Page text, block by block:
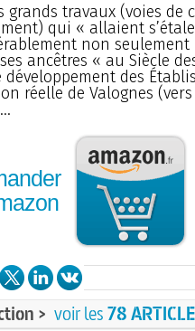
grands travaux (voies de
qui « allaient
non
ancêtres « au Siècle
des
réelle de Valognes
> voir les78